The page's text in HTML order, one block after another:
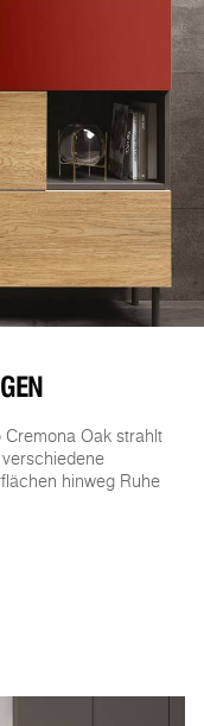
Cremona Oak strahlt
hinweg Ruhe